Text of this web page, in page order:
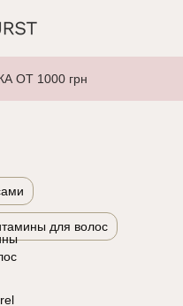
ОТ 1000 грн
для волос